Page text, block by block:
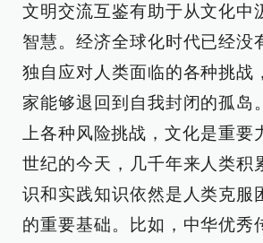
文明交流互鉴有助于从文化中
智慧。经济全球化时代已经没
独自应对人类面临的各种挑战
家能够退回到自我封闭的孤岛
上各种风险挑战，文化是重要
世纪的今天，几千年来人类积
识和实践知识依然是人类克服
的重要基础。比如，中华优秀